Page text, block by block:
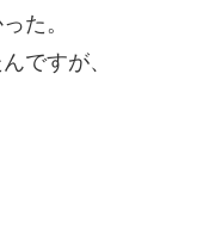
た。
ですが、